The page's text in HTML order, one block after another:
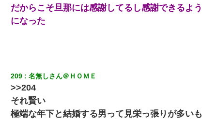
だからこそ旦那には感謝してるし感謝できるよう
になった
209 名無しさん＠ＨＯＭＥ
>>204
それ賢い
極端な年下と結婚する男って見栄っ張りが多いも